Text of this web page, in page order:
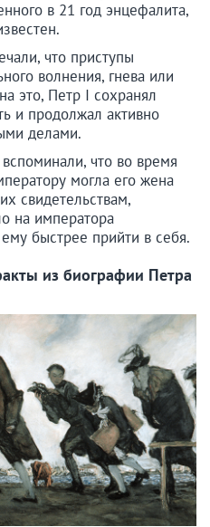
в 21 год энцефалита,
что приступы
волнения, гнева или
это, Петр I сохранял
и продолжал активно
делами.
что во время
могла его жена
свидетельствам,
на императора
быстрее прийти в себя.
из биографии Петра